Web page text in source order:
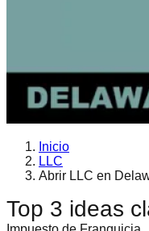
Inicio
LLC
Abrir LLC en
Top 3 ideas